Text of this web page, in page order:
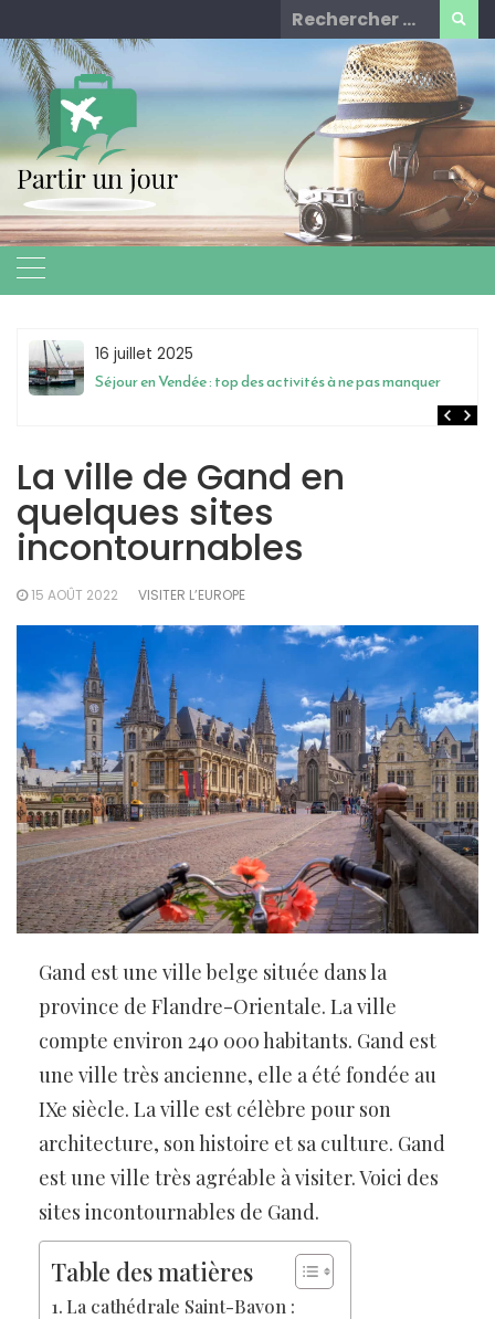
to
content
Rechercher
for:
16 juillet 2025
Séjour en Vendée : top des activités à ne pas manquer
La ville de Gand en
quelques sites
incontournables
15 AOÛT 2022 VISITER L’EUROPE
Gand est une ville belge située dans la
province de Flandre-Orientale. La ville
compte environ 240 000 habitants. Gand est
une ville très ancienne, elle a été fondée au
IXe siècle. La ville est célèbre pour son
architecture, son histoire et sa culture. Gand
est une ville très agréable à visiter. Voici des
sites incontournables de Gand.
Table des matières
La cathédrale Saint-Bavon :